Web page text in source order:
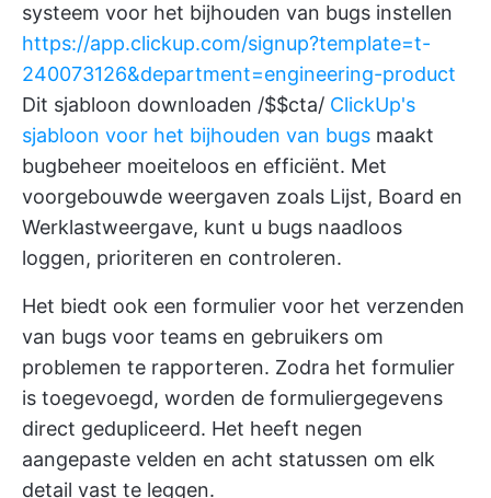
systeem voor het bijhouden van bugs instellen
https://app.clickup.com/signup?template=t-
240073126&department=engineering-product
Dit sjabloon downloaden /$$cta/ ClickUp's
sjabloon voor het bijhouden van bugs maakt
bugbeheer moeiteloos en efficiënt. Met
voorgebouwde weergaven zoals Lijst, Board en
Werklastweergave, kunt u bugs naadloos
loggen, prioriteren en controleren.
Het biedt ook een formulier voor het verzenden
van bugs voor teams en gebruikers om
problemen te rapporteren. Zodra het formulier
is toegevoegd, worden de formuliergegevens
direct gedupliceerd. Het heeft negen
aangepaste velden en acht statussen om elk
detail vast te leggen.